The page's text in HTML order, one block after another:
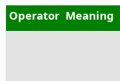
Operator Meaning